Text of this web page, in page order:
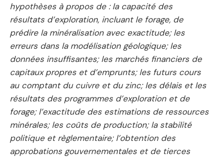
hypothèses à propos de : la capacité des
résultats d’exploration, incluant le forage, de
prédire la minéralisation avec exactitude; les
erreurs dans la modélisation géologique; les
données insuffisantes; les marchés financiers de
capitaux propres et d’emprunts; les futurs cours
au comptant du cuivre et du zinc; les délais et les
résultats des programmes d’exploration et de
forage; l’exactitude des estimations de ressources
minérales; les coûts de production; la stabilité
politique et règlementaire; l’obtention des
approbations gouvernementales et de tierces